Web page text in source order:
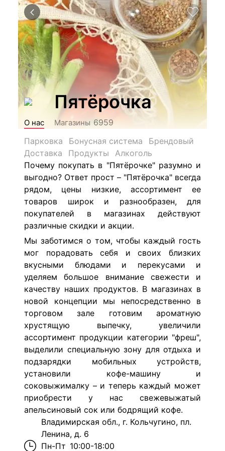
Пятёрочка
О нас Магазины 6959
Парковка
Бонусная система
Брендовый
Доставка
Продукты
Алкоголь
Почему покупать в "Пятёрочке" разумно и
выгодно? Ответ прост – "Пятёрочка" всегда
рядом, цены низкие, ассортимент ее
товаров широк и разнообразен, для
покупателей в магазинах действуют
различные скидки и акции.
Мы заботимся о том, чтобы каждый гость
мог порадовать себя и своих близких
вкусными блюдами и перекусами и
уделяем большое внимание свежести и
качеству наших продуктов. В магазинах в
новой концепции мы непосредственно в
торговом зале готовим ароматную
хрустящую выпечку, увеличили
ассортимент продукции категории "фреш",
выделили специальную зону для отдыха и
подзарядки мобильных устройств,
установили кофе-машину и
соковыжималку – и теперь каждый может
приобрести у нас свежевыжатый
апельсиновый сок или бодрящий кофе.
Владимирская обл., г. Кольчугино, пл.
Ленина, д. 6
Пн-Пт 10:00-18:00